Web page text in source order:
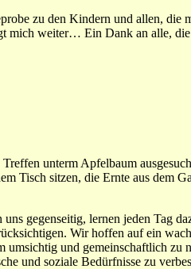
zu den Kindern und allen, die
mich weiter… Ein Dank an alle,
unterm Apfelbaum
Tisch sitzen, die Ernte aus
gegenseitig, lernen jeden Tag
Wir hoffen auf ein
und gemeinschaftlich
und soziale Bedürfnisse zu